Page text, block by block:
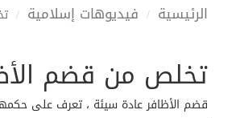
الرئيسية فيديوهات إسلامية
تخلص من قضم
قضم الأظافر عادة سيئة ، تعرف على